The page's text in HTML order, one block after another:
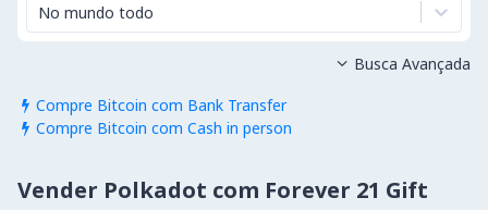
No mundo todo
 Compre Bitcoin com Bank Transfer
 Compre Bitcoin com Cash in person
 Busca Avançada
Vender Polkadot com Forever 21 Gift